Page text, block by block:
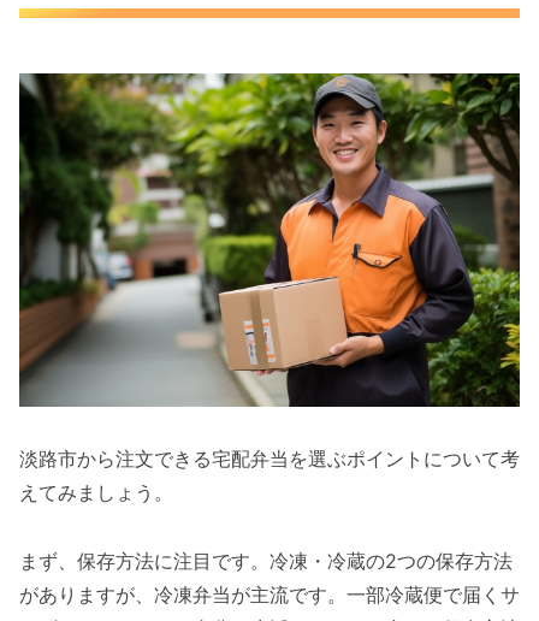
淡路市から注文できる宅配弁当を選ぶポイントについて考
えてみましょう。
まず、保存方法に注目です。冷凍・冷蔵の2つの保存方法
がありますが、冷凍弁当が主流です。一部冷蔵便で届くサ